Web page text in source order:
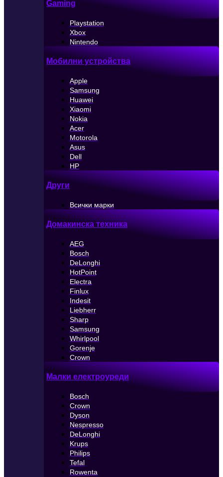
Gaming
Playstation
Xbox
Nintendo
Мобилни устройства
Apple
Samsung
Huawei
Xiaomi
Nokia
Acer
Motorola
Asus
Dell
HP
Други
Всички марки
Домакинска техника
AEG
Bosch
DeLonghi
HotPoint
Electra
Finlux
Indesit
Liebherr
Sharp
Samsung
Whirlpool
Gorenje
Crown
Малки електроуреди
Bosch
Crown
Dyson
Nespresso
DeLonghi
Krups
Philips
Tefal
Rowenta